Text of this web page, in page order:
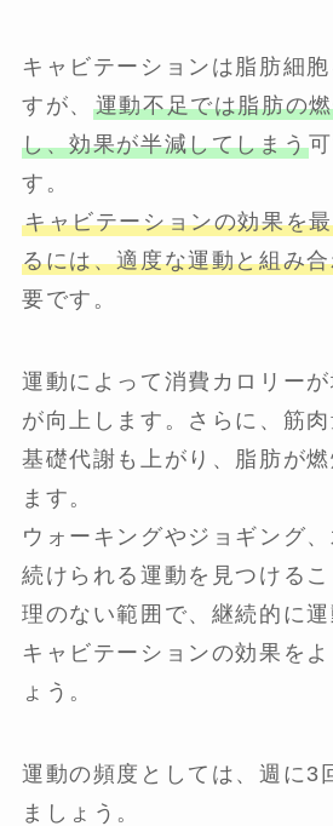
キャビテーションは脂肪細
すが、 運動不足では脂肪の
し、効果が半減してしまう
す。
キャビテーションの効果を
るには、適度な運動と組み
要です。
運動によって消費カロリー
が向上します。さらに、筋
基礎代謝も上がり、脂肪が
ます。
ウォーキングやジョギング
続けられる運動を見つける
理のない範囲で、継続的に運
キャビテーションの効果を
ょう。
運動の頻度としては、週に3
ましょう。